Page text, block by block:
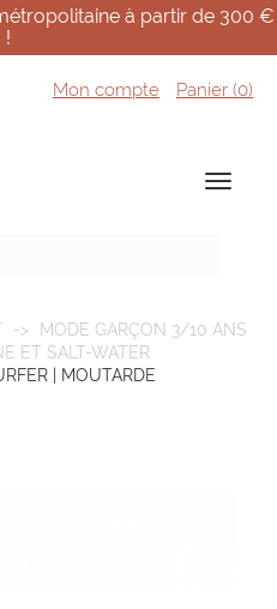
à partir de 300 €
!
Mon compte Panier (0)
MODE GARÇON 3/10 ANS
ET SALT-WATER
| MOUTARDE